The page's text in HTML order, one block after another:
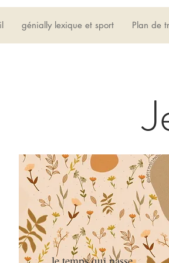
génially lexique et sport Plan de